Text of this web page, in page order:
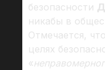
безопасности
никабы в
Отмечается,
целях
«